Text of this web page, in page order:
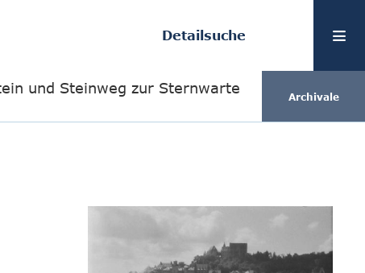
Detailsuche
und Steinweg zur Sternwarte
Archivale